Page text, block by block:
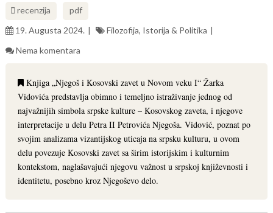
recenzija
pdf
19. Augusta 2024.
Filozofija, Istorija & Politika
Nema komentara
Knjiga „Njegoš i Kosovski zavet u Novom veku I“ Žarka
Vidovića predstavlja obimno i temeljno istraživanje jednog od
najvažnijih simbola srpske kulture – Kosovskog zaveta, i njegove
interpretacije u delu Petra II Petrovića Njegoša. Vidović, poznat po
svojim analizama vizantijskog uticaja na srpsku kulturu, u ovom
delu povezuje Kosovski zavet sa širim istorijskim i kulturnim
kontekstom, naglašavajući njegovu važnost u srpskoj književnosti i
identitetu, posebno kroz Njegoševo delo.